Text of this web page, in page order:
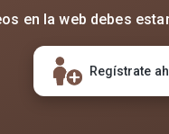
en la web debes
Regístrate